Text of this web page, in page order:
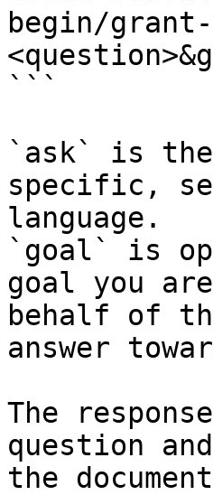
begin/
```
`ask` is
specific,
language.
`goal` is
goal you
behalf of
answer
The
question
the